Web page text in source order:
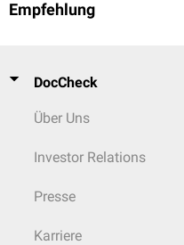
Empfehlung
DocCheck
Über Uns
Investor Relations
Presse
Karriere